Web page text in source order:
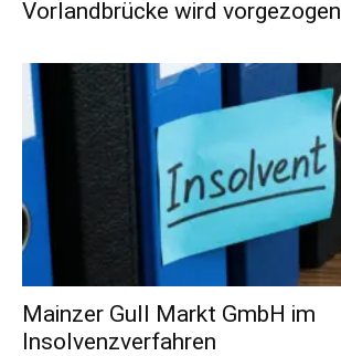
Vorlandbrücke wird vorgezogen
Mainzer Gull Markt GmbH im
Insolvenzverfahren